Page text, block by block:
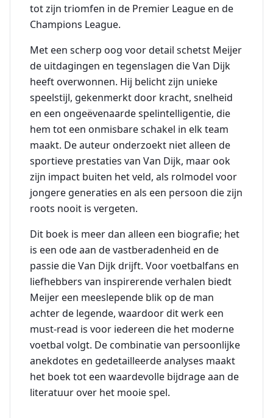
tot zijn triomfen in de Premier League en de
Champions League.
Met een scherp oog voor detail schetst Meijer
de uitdagingen en tegenslagen die Van Dijk
heeft overwonnen. Hij belicht zijn unieke
speelstijl, gekenmerkt door kracht, snelheid
en een ongeëvenaarde spelintelligentie, die
hem tot een onmisbare schakel in elk team
maakt. De auteur onderzoekt niet alleen de
sportieve prestaties van Van Dijk, maar ook
zijn impact buiten het veld, als rolmodel voor
jongere generaties en als een persoon die zijn
roots nooit is vergeten.
Dit boek is meer dan alleen een biografie; het
is een ode aan de vastberadenheid en de
passie die Van Dijk drijft. Voor voetbalfans en
liefhebbers van inspirerende verhalen biedt
Meijer een meeslepende blik op de man
achter de legende, waardoor dit werk een
must-read is voor iedereen die het moderne
voetbal volgt. De combinatie van persoonlijke
anekdotes en gedetailleerde analyses maakt
het boek tot een waardevolle bijdrage aan de
literatuur over het mooie spel.